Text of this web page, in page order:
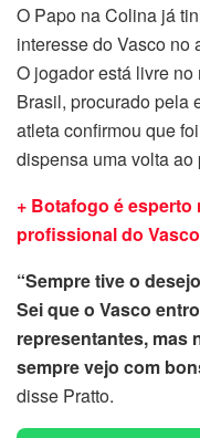
O Papo na Colina já
interesse do Vasco no
O jogador está livre
Brasil, procurado pela
atleta confirmou que
dispensa uma volta ao
+ Botafogo é
profissional do Vasco
“Sempre tive o
Sei que o Vasco
representantes, mas
sempre vejo com
disse Pratto.